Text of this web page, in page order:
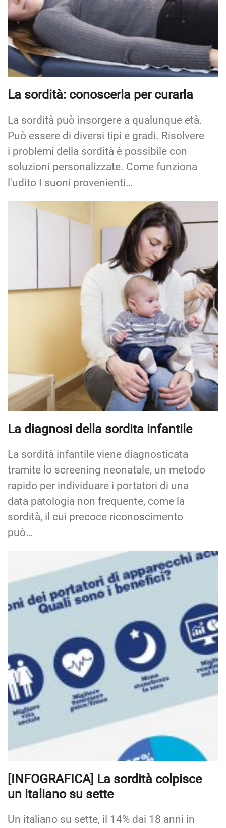
La sordità: conoscerla per curarla
La sordità può insorgere a qualunque età.
Può essere di diversi tipi e gradi. Risolvere
i problemi della sordità è possibile con
soluzioni personalizzate. Come funziona
l'udito I suoni provenienti…
La diagnosi della sordita infantile
La sordità infantile viene diagnosticata
tramite lo screening neonatale, un metodo
rapido per individuare i portatori di una
data patologia non frequente, come la
sordità, il cui precoce riconoscimento
può…
[INFOGRAFICA] La sordità colpisce
un italiano su sette
Un italiano su sette, il 14% dai 18 anni in